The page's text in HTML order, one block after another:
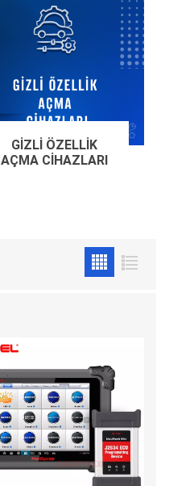
Nitro Cihazları
Emülatörler
Kablolar
Hata Kodu Silici
GIZLI ÖZELLIK
AÇMA CIHAZLARI